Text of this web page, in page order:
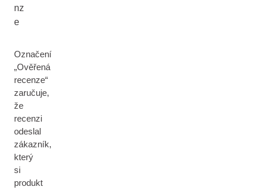
nz
e
Označení
„Ověřená
recenze“
zaručuje,
že
recenzi
odeslal
zákazník,
který
si
produkt